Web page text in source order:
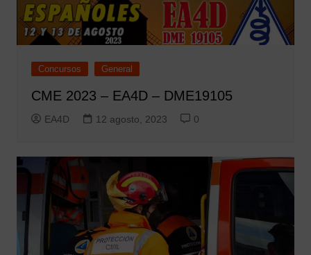
Concursos General
CME 2023 – EA4D – DME19105
EA4D 12 agosto, 2023 0